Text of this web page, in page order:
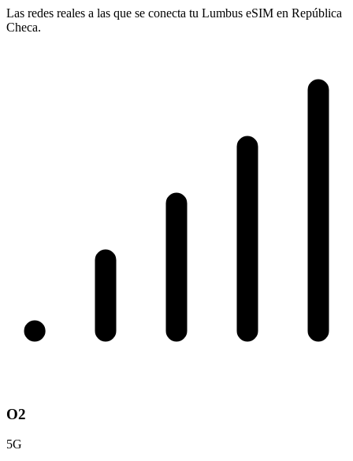
Las redes reales a las que se conecta tu Lumbus eSIM en República
Checa.
O2
5G